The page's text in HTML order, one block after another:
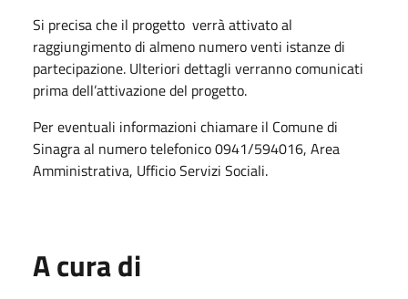
Si precisa che il progetto verrà attivato al
raggiungimento di almeno numero venti istanze di
partecipazione. Ulteriori dettagli verranno comunicati
prima dell’attivazione del progetto.
Per eventuali informazioni chiamare il Comune di
Sinagra al numero telefonico 0941/594016, Area
Amministrativa, Ufficio Servizi Sociali.
A cura di